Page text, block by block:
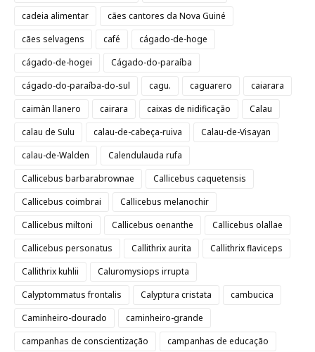
cadeia alimentar
cães cantores da Nova Guiné
cães selvagens
café
cágado-de-hoge
cágado-de-hogei
Cágado-do-paraíba
cágado-do-paraíba-do-sul
cagu. caguarero
caiarara
caimàn llanero
cairara caixas de nidificação
Calau
calau de Sulu
calau-de-cabeça-ruiva
Calau-de-Visayan
calau-de-Walden
Calendulauda rufa
Callicebus barbarabrownae
Callicebus caquetensis
Callicebus coimbrai
Callicebus melanochir
Callicebus miltoni
Callicebus oenanthe
Callicebus olallae
Callicebus personatus
Callithrix aurita
Callithrix flaviceps
Callithrix kuhlii
Caluromysiops irrupta
Calyptommatus frontalis
Calyptura cristata
cambucica
Caminheiro-dourado
caminheiro-grande
campanhas de conscientização
campanhas de educação